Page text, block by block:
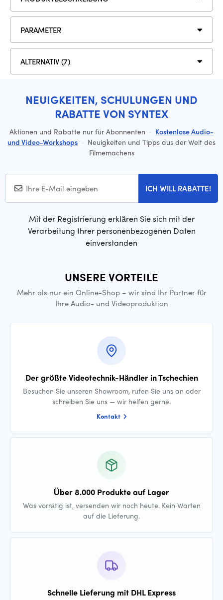
PARAMETER
ALTERNATIV (7)
NEUIGKEITEN, SCHULUNGEN UND
RABATTE VON SYNTEX
Aktionen und Rabatte nur für Abonnenten · Kostenlose Audio-
und Video-Workshops · Neuigkeiten und Tipps aus der Welt des
Filmemachens
ICH WILL RABATTE!
Mit der Registrierung erklären Sie sich mit der
Verarbeitung Ihrer personenbezogenen Daten
einverstanden
UNSERE VORTEILE
Mehr als nur ein Online-Shop – wir sind Ihr Partner für
Ihre Audio- und Videoproduktion
Der größte Videotechnik-Händler in Tschechien
Besuchen Sie unseren Showroom, rufen Sie uns an oder
schreiben Sie uns — wir helfen gerne.
Kontakt
Über 8.000 Produkte auf Lager
Was vorrätig ist, versenden wir noch heute. Kein Warten
auf die Lieferung.
Schnelle Lieferung mit DHL Express